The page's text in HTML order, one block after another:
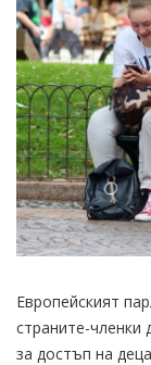
Европейският
страните-членки
за достъп на